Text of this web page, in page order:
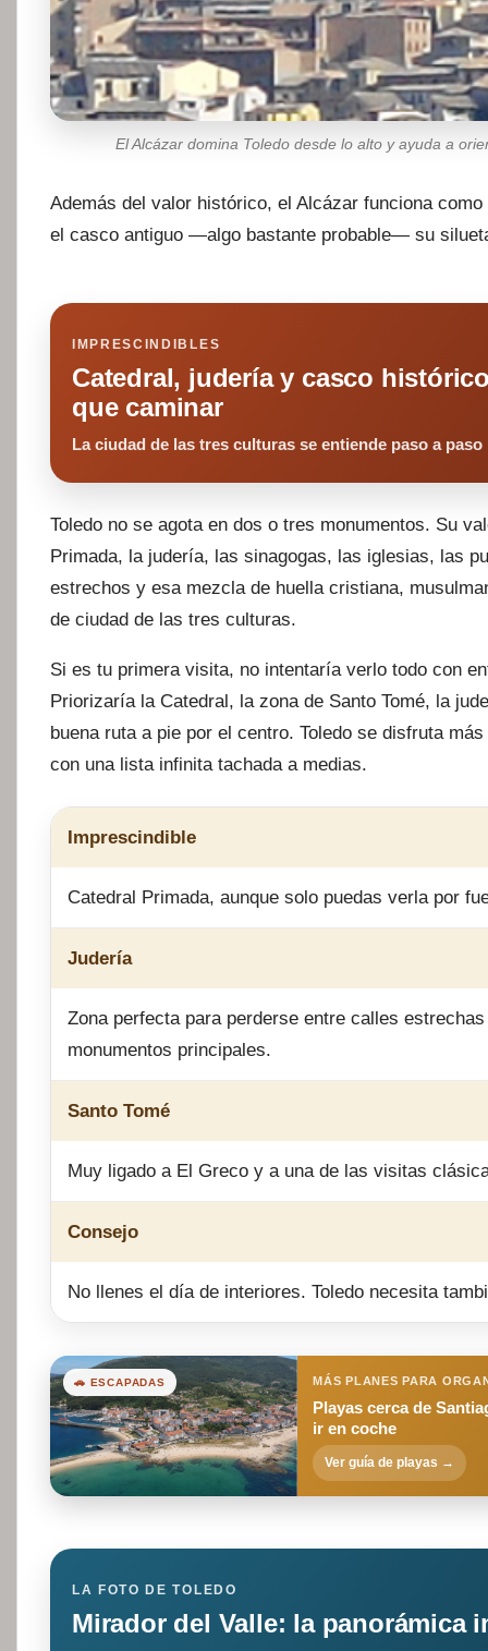
El Alcázar domina Toledo desde lo alto y ayuda a
Además del valor histórico, el Alcázar funciona
el casco antiguo —algo bastante probable— su
IMPRESCINDIBLES
Catedral, judería y casco
que caminar
La ciudad de las tres culturas se entiende paso a paso
Toledo no se agota en dos o tres monumentos. Su
Primada, la judería, las sinagogas, las iglesias, las
estrechos y esa mezcla de huella cristiana,
de ciudad de las tres culturas.
Si es tu primera visita, no intentaría verlo todo con
Priorizaría la Catedral, la zona de Santo Tomé, la
buena ruta a pie por el centro. Toledo se disfruta
con una lista infinita tachada a medias.
Imprescindible
Catedral Primada, aunque solo puedas verla por
Judería
Zona perfecta para perderse entre calles
monumentos principales.
Santo Tomé
Muy ligado a El Greco y a una de las visitas
Consejo
No llenes el día de interiores. Toledo necesita
🚗 ESCAPADAS MÁS PLANES PARA
Playas cerca de
ir en coche
Ver guía de playas →
LA FOTO DE TOLEDO
Mirador del Valle: la panorámica